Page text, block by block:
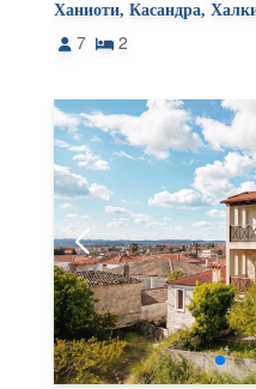
Ханиоти, Касандра,
7 2